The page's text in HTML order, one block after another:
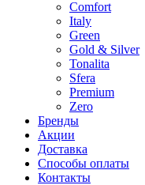
Comfort
Italy
Green
Gold & Silver
Tonalita
Sfera
Premium
Zero
Бренды
Акции
Доставка
Способы оплаты
Контакты